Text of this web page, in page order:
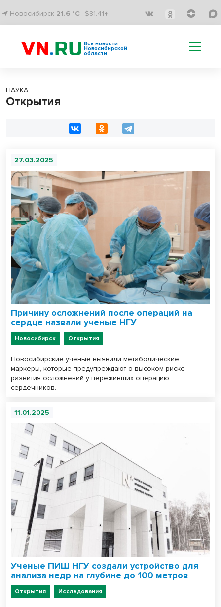
Новосибирск 21.6 °C $81.41↑
Все новости
Новосибирской
области
НАУКА
Открытия
27.03.2025
Причину осложнений после операций на
сердце назвали ученые НГУ
Новосибирск Открытия
Новосибирские ученые выявили метаболические
маркеры, которые предупреждают о высоком риске
развития осложнений у переживших операцию
сердечников.
11.01.2025
Ученые ПИШ НГУ создали устройство для
анализа недр на глубине до 100 метров
Открытия Исследования